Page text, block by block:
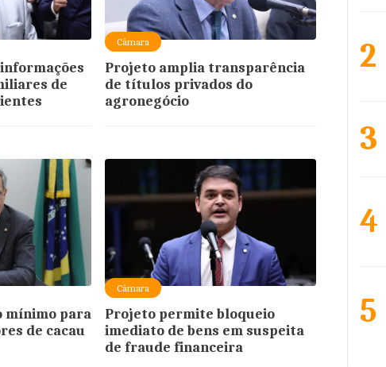
de
Câmara
Projeto amplia transparência
de títulos privados do
agronegócio
mínimo para
de cacau
Câmara
Projeto permite bloqueio
imediato de bens em suspeita
de fraude financeira
2
3
4
5